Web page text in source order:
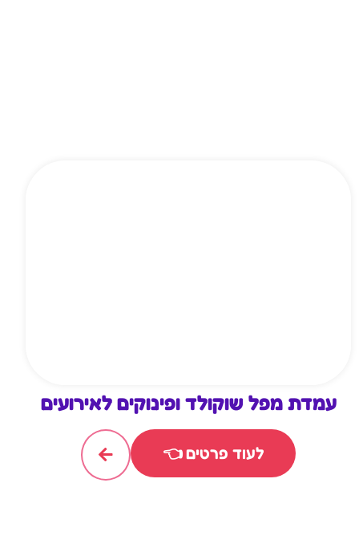
עמדת מפל שוקולד ופינוקים לאירועים
לעוד פרטים 👈